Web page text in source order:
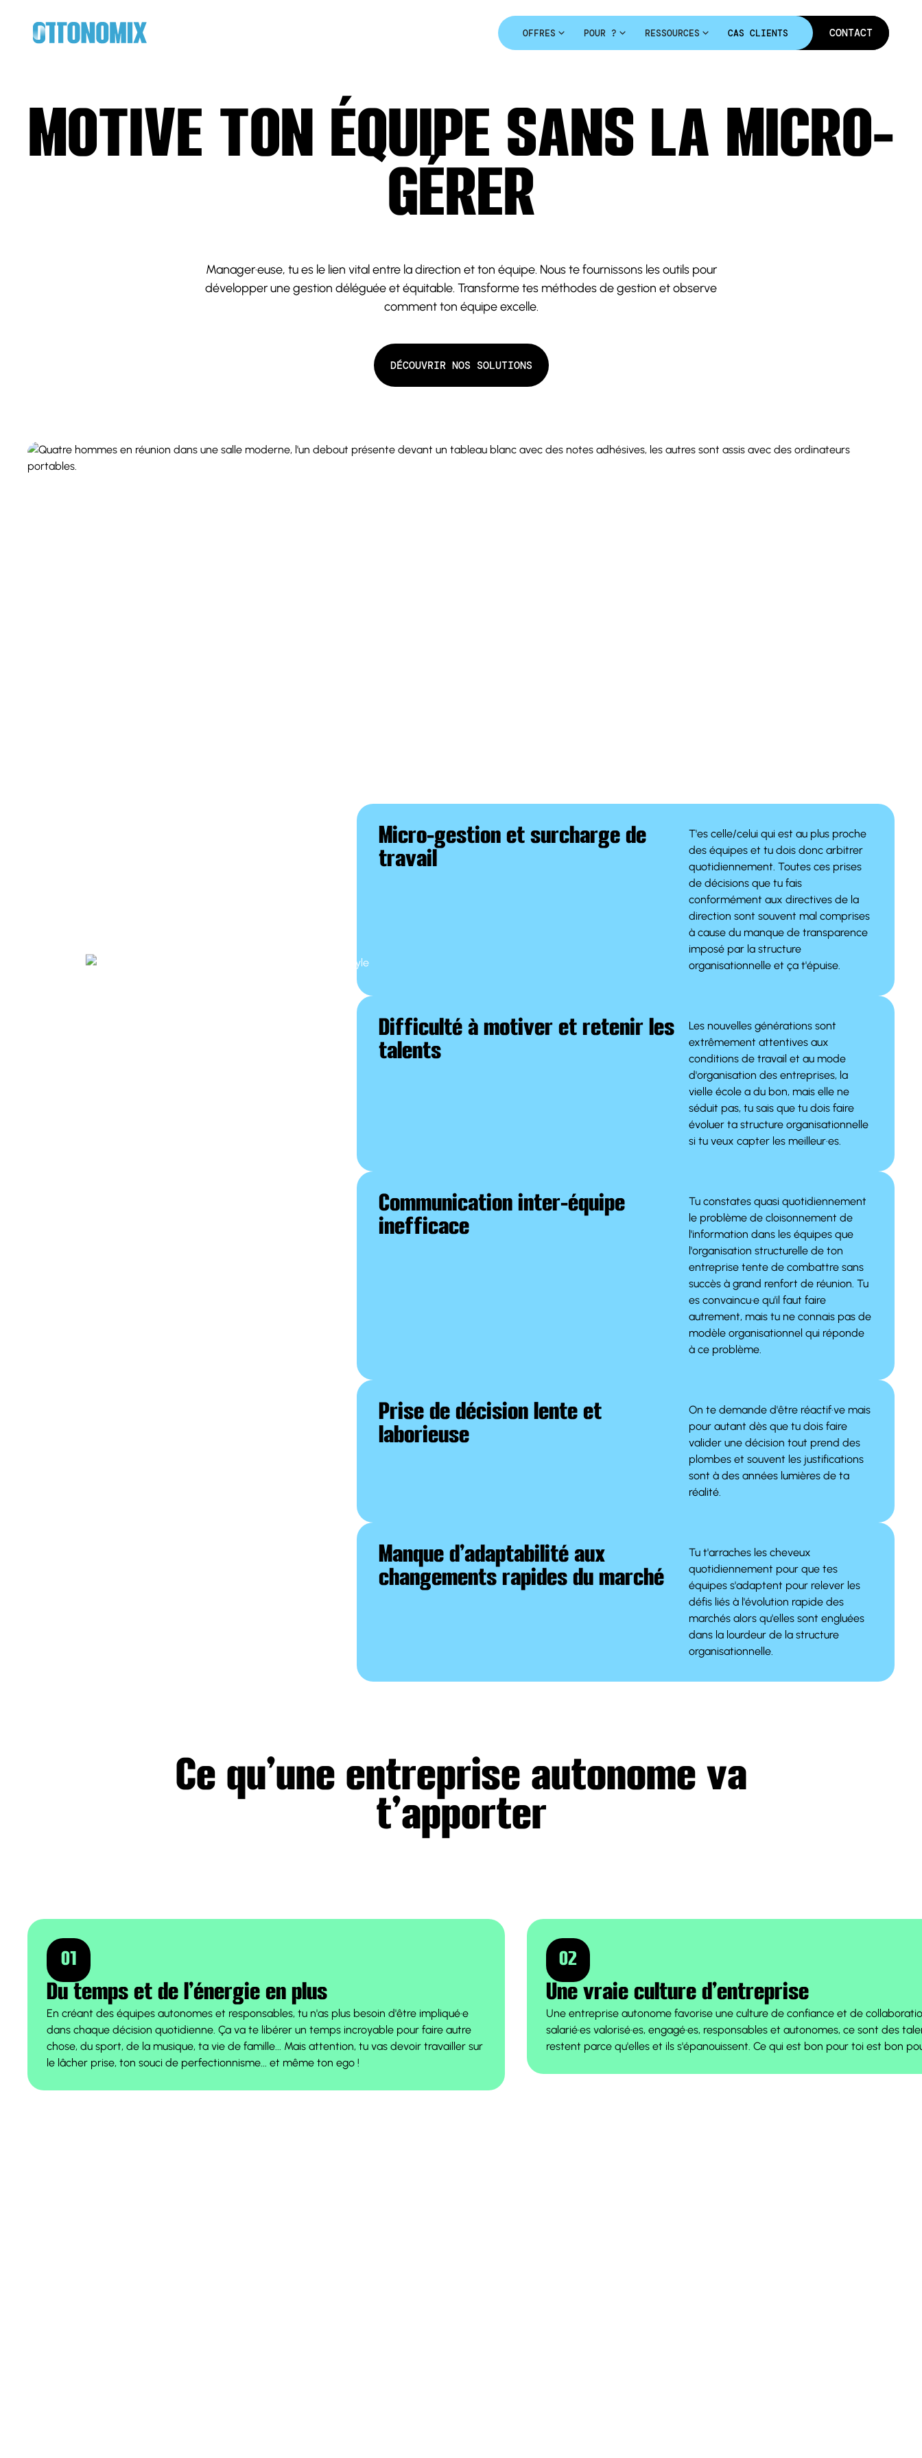
OFFRES POUR ? RESSOURCES CAS CLIENTS
CONTACT
MOTIVE TON ÉQUIPE SANS LA MICRO-
GÉRER
Manager·euse, tu es le lien vital entre la direction et ton équipe. Nous te fournissons les outils pour
développer une gestion déléguée et équitable. Transforme tes méthodes de gestion et observe
comment ton équipe excelle.
D
D
É
É
C
C
O
O
U
U
V
V
R
R
I
I
R
R
N
N
O
O
S
S
S
S
O
O
L
L
U
U
T
T
I
I
O
O
N
N
S
S
Micro-gestion et surcharge de
travail
T'es celle/celui qui est au plus proche
des équipes et tu dois donc arbitrer
quotidiennement. Toutes ces prises
de décisions que tu fais
conformément aux directives de la
direction sont souvent mal comprises
à cause du manque de transparence
imposé par la structure
organisationnelle et ça t'épuise.
Difficulté à motiver et retenir les
talents
Les nouvelles générations sont
extrêmement attentives aux
conditions de travail et au mode
d'organisation des entreprises, la
vielle école a du bon, mais elle ne
séduit pas, tu sais que tu dois faire
évoluer ta structure organisationnelle
si tu veux capter les meilleur·es.
Communication inter-équipe
inefficace
Tu constates quasi quotidiennement
le problème de cloisonnement de
l'information dans les équipes que
l'organisation structurelle de ton
entreprise tente de combattre sans
succès à grand renfort de réunion. Tu
es convaincu·e qu'il faut faire
autrement, mais tu ne connais pas de
modèle organisationnel qui réponde
à ce problème.
Prise de décision lente et
laborieuse
On te demande d'être réactif·ve mais
pour autant dès que tu dois faire
valider une décision tout prend des
plombes et souvent les justifications
sont à des années lumières de ta
réalité.
Manque d’adaptabilité aux
changements rapides du marché
Tu t'arraches les cheveux
quotidiennement pour que tes
équipes s'adaptent pour relever les
défis liés à l'évolution rapide des
marchés alors qu'elles sont engluées
dans la lourdeur de la structure
organisationnelle.
Ce qu’une entreprise autonome va
t’apporter
01
Du temps et de l’énergie en plus
En créant des équipes autonomes et responsables, tu n'as plus besoin d'être impliqué·e
dans chaque décision quotidienne. Ça va te libérer un temps incroyable pour faire autre
chose, du sport, de la musique, ta vie de famille... Mais attention, tu vas devoir travailler sur
le lâcher prise, ton souci de perfectionnisme... et même ton ego !
02
Une vraie culture d’entreprise
Une entreprise autonome favorise une culture de confiance et de
salarié·es valorisé·es, engagé·es, responsables et autonomes, ce sont des
restent parce qu'elles et ils s'épanouissent. Ce qui est bon pour toi est bon